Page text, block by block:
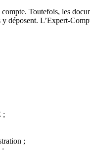
Toutefois, les
L’Expert-
;
;